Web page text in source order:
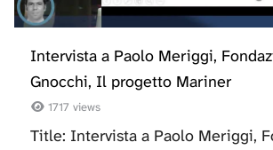
Intervista a Paolo Meriggi,
Gnocchi, Il progetto Mariner
1717 views
Title: Intervista a Paolo Meriggi,